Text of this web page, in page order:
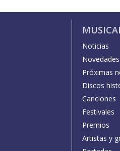
Noticias
Novedades
Próximas
Discos
Canciones
Festivales
Premios
Artistas y